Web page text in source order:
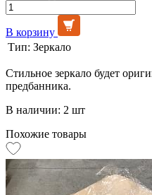
В корзину
Тип: Зеркало
Стильное зеркало будет
предбанника.
В наличии: 2 шт
Похожие товары